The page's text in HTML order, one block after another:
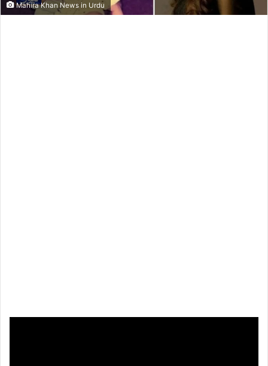
Mahira Khan News in Urdu